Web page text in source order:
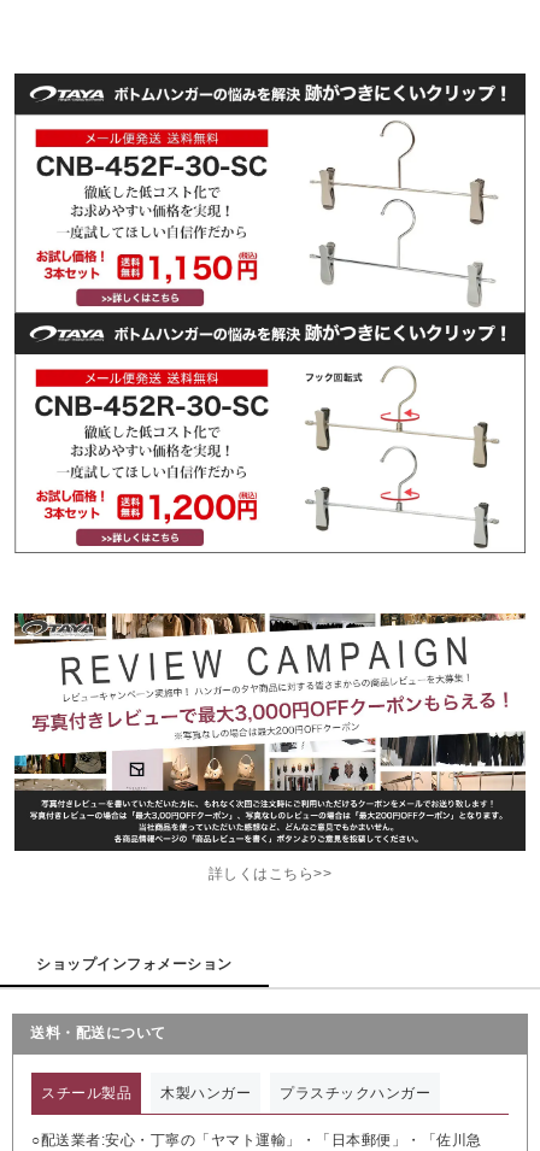
詳しくはこちら>>
ショップインフォメーション
送料・配送について
スチール製品 木製ハンガー プラスチックハンガー
○配送業者:安心・丁寧の「ヤマト運輸」・「日本郵便」・「佐川急